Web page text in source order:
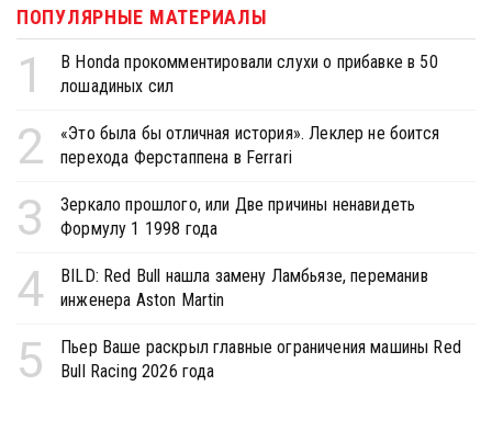
ПОПУЛЯРНЫЕ МАТЕРИАЛЫ
1
В Honda прокомментировали слухи о прибавке в 50
лошадиных сил
2
«Это была бы отличная история». Леклер не боится
перехода Ферстаппена в Ferrari
3
Зеркало прошлого, или Две причины ненавидеть
Формулу 1 1998 года
4
BILD: Red Bull нашла замену Ламбьязе, переманив
инженера Aston Martin
5
Пьер Ваше раскрыл главные ограничения машины Red
Bull Racing 2026 года